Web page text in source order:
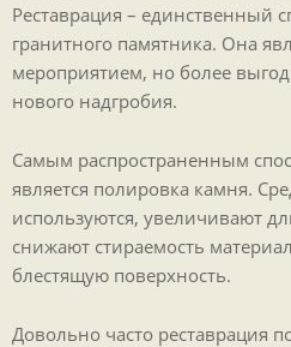
Реставрация – единственный
гранитного памятника. Она
мероприятием, но более
нового надгробия.
Самым распространенным
является полировка камня.
используются, увеличивают
снижают стираемость
блестящую поверхность.
Довольно часто реставрация